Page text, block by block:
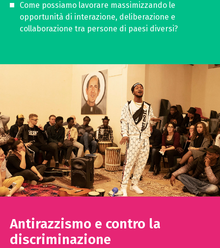
Come possiamo lavorare massimizzando le
opportunità di interazione, deliberazione e
collaborazione tra persone di paesi diversi?
Antirazzismo e contro la
discriminazione